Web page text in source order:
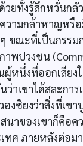
วยทั้งรู้สึกหวั่นกลั
ความกล้าหาญห
ขณะที่เป็นกรร
าพปวงชน
ผู้หนึ่งที่ออกเสียง
ว่าเขาได้สละกา
งซิยงว่าสิ่งที่เข
นาของเขาก็คือค
ศ ภายหลังต่อมา